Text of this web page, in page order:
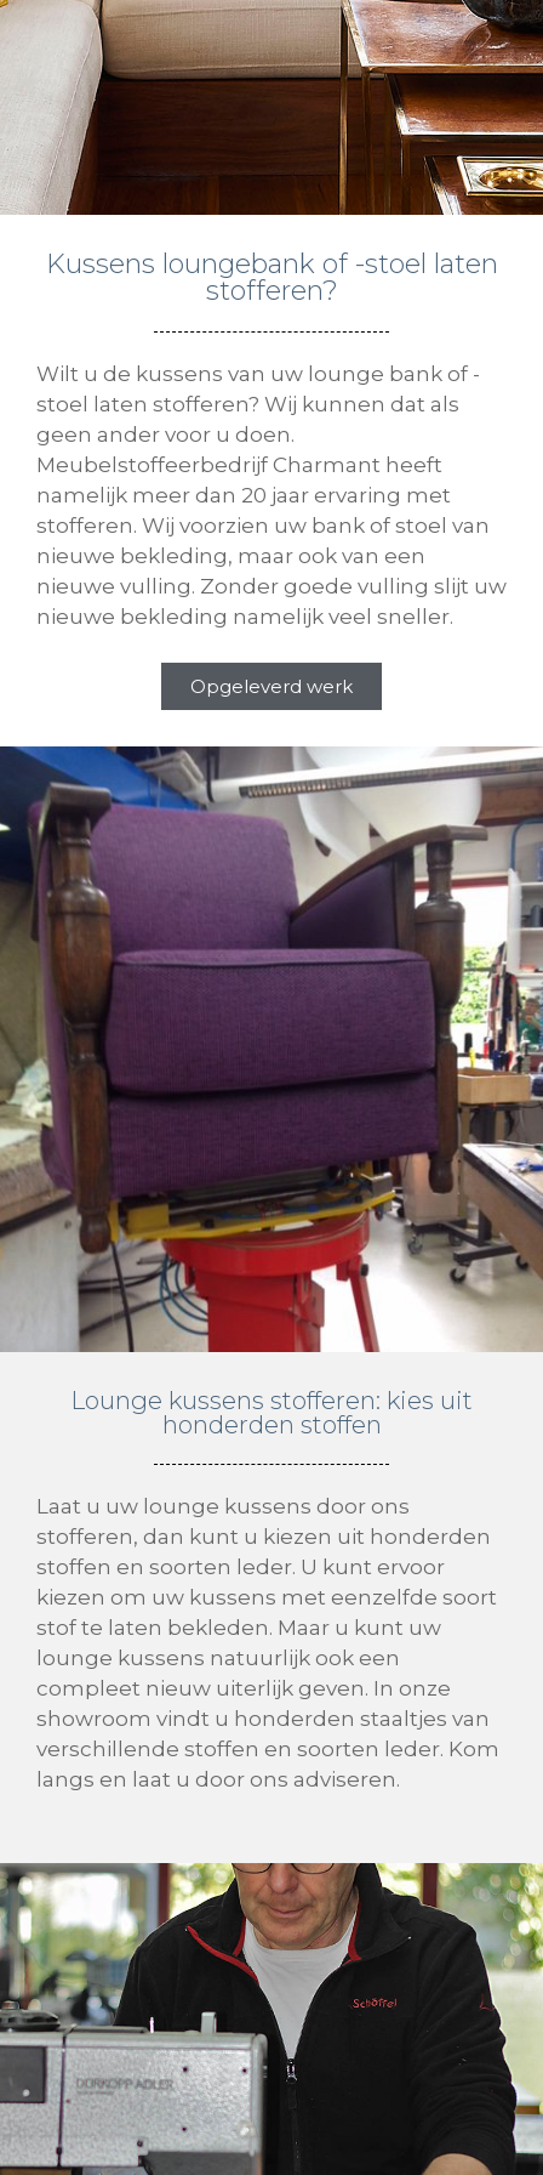
Kussens loungebank of -stoel laten
stofferen?
Wilt u de kussens van uw lounge bank of -
stoel laten stofferen? Wij kunnen dat als
geen ander voor u doen.
Meubelstoffeerbedrijf Charmant heeft
namelijk meer dan 20 jaar ervaring met
stofferen. Wij voorzien uw bank of stoel van
nieuwe bekleding, maar ook van een
nieuwe vulling. Zonder goede vulling slijt uw
nieuwe bekleding namelijk veel sneller.
Opgeleverd werk
Lounge kussens stofferen: kies uit
honderden stoffen
Laat u uw lounge kussens door ons
stofferen, dan kunt u kiezen uit honderden
stoffen en soorten leder. U kunt ervoor
kiezen om uw kussens met eenzelfde soort
stof te laten bekleden. Maar u kunt uw
lounge kussens natuurlijk ook een
compleet nieuw uiterlijk geven. In onze
showroom vindt u honderden staaltjes van
verschillende stoffen en soorten leder. Kom
langs en laat u door ons adviseren.